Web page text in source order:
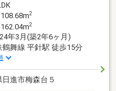
2
2
年3月(築2年6ヶ月)
鶴舞線 平針駅 徒歩15分
日進市梅森台５